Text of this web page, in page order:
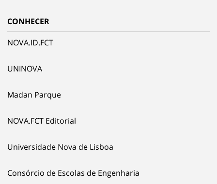
CONHECER
NOVA.ID.FCT
UNINOVA
Madan Parque
NOVA.FCT Editorial
Universidade Nova de Lisboa
Consórcio de Escolas de Engenharia